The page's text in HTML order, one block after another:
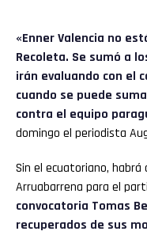
«Enner Valencia no
Recoleta. Se sumó a
irán evaluando con el
cuando se puede
contra el equipo
domingo el periodista
Sin el ecuatoriano,
Arruabarrena para el
convocatoria Tomas
recuperados de sus